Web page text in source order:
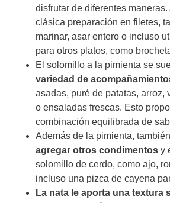
disfrutar de diferentes
clásica preparación en filetes,
marinar, asar entero o incluso
para otros platos, como
El solomillo a la pimienta se
variedad de
asadas, puré de patatas, arroz,
o ensaladas frescas. Esto
combinación equilibrada de
Además de la pimienta,
agregar otros condimentos y
solomillo de cerdo, como ajo,
incluso una pizca de cayena
La nata le aporta una textura